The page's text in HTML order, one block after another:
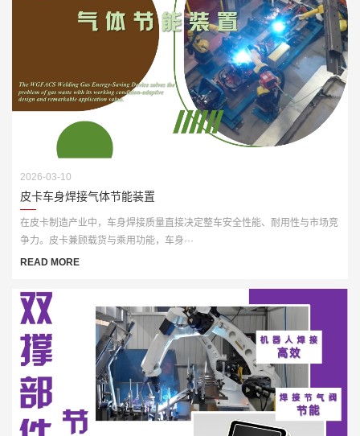
2026-03-10
皮卡车身焊接气体节能装置
在皮卡制造产业中，车身焊接质量直接决定整车安全性能、耐用性与市场竞
争力。皮卡兼顾载货与乘用功能，车身···
READ MORE